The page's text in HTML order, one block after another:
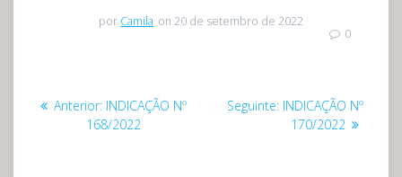
por Camila on 20 de setembro de 2022
0
Navegação
Anterior: Post
anterior:
INDICAÇÃO Nº
168/2022
Seguinte: Post
seguinte:
INDICAÇÃO Nº
170/2022